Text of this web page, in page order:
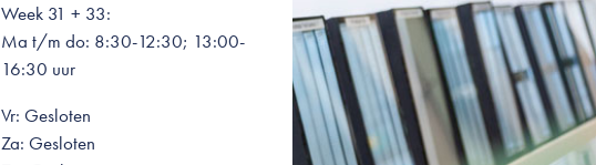
Week 31 + 33:
Ma t/m do: 8:30-12:30; 13:00-
16:30 uur
Vr: Gesloten
Za: Gesloten